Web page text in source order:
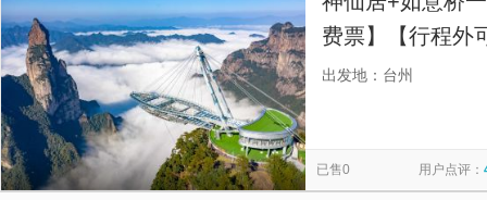
费票】【行程外
咨询】
出发地：台州
已售0 用户点评：